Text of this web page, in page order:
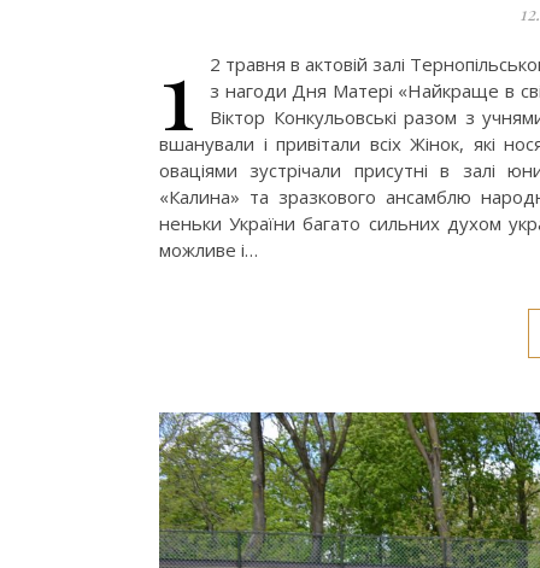
1
2 травня в актовій залі
з нагоди Дня Матері «Найкраще в
Віктор Конкульовські разом з
вшанували і привітали всіх Жінок, які
оваціями зустрічали присутні в залі
«Калина» та зразкового ансамблю
неньки України багато сильних духом
можливе і…